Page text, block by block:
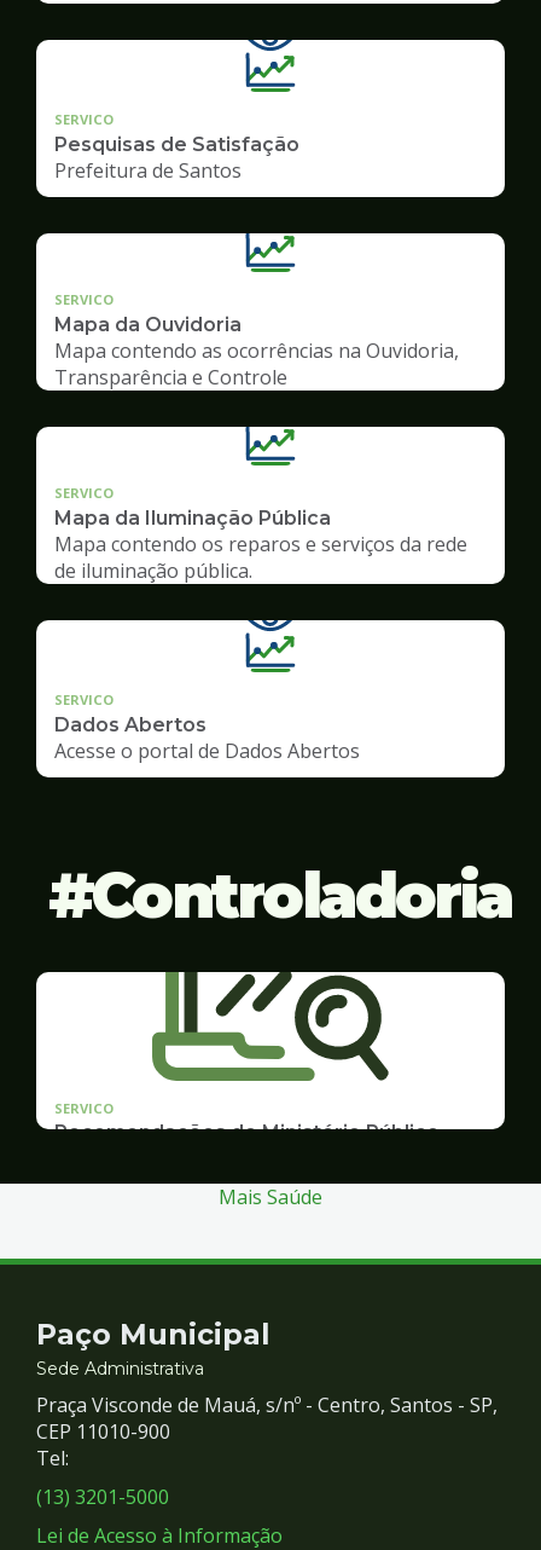
SERVICO
Pesquisas de Satisfação
Prefeitura de Santos
SERVICO
Mapa da Ouvidoria
Mapa contendo as ocorrências na Ouvidoria,
Transparência e Controle
SERVICO
Mapa da Iluminação Pública
Mapa contendo os reparos e serviços da rede
de iluminação pública.
SERVICO
Dados Abertos
Acesse o portal de Dados Abertos
Controladoria
SERVICO
Recomendações do Ministério Público
Mais Saúde
Contato
e
Redes
Sociais
Paço Municipal
Sede Administrativa
Praça Visconde de Mauá, s/nº - Centro, Santos - SP,
CEP 11010-900
Tel:
(13) 3201-5000
Lei de Acesso à Informação